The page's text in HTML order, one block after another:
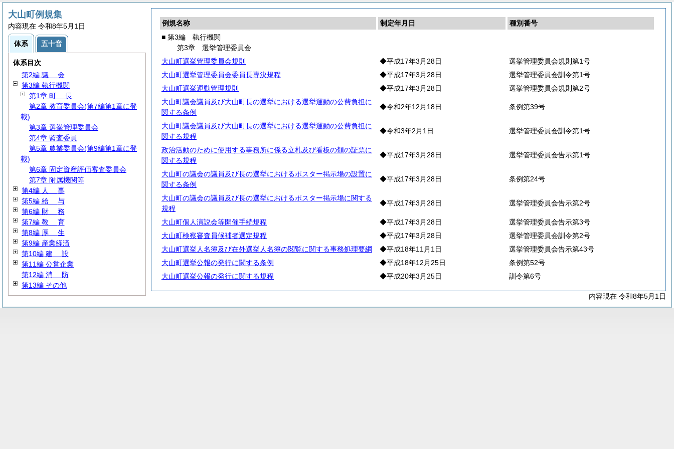
例規名称 制定年月日
種別番号
■ 第3編 執行機関
第3章 選挙管理委員会
大山町選挙管理委員会規則
◆平成17年3月28日
選挙管理委員会規則第1号
大山町選挙管理委員会委員長専決規程
◆平成17年3月28日
選挙管理委員会訓令第1号
大山町選挙運動管理規則
◆平成17年3月28日
選挙管理委員会規則第2号
大山町議会議員及び大山町長の選挙における選挙運動の公費負担に
関する条例
◆令和2年12月18日 条例第39号
大山町議会議員及び大山町長の選挙における選挙運動の公費負担に
関する規程
◆令和3年2月1日 選挙管理委員会訓令第1号
政治活動のために使用する事務所に係る立札及び看板の類の証票に
関する規程
◆平成17年3月28日 選挙管理委員会告示第1号
大山町の議会の議員及び長の選挙におけるポスター掲示場の設置に
関する条例
◆平成17年3月28日 条例第24号
大山町の議会の議員及び長の選挙におけるポスター掲示場に関する
規程
◆平成17年3月28日 選挙管理委員会告示第2号
大山町個人演説会等開催手続規程 ◆平成17年3月28日
選挙管理委員会告示第3号
大山町検察審査員候補者選定規程
◆平成17年3月28日
選挙管理委員会訓令第2号
大山町選挙人名簿及び在外選挙人名簿の閲覧に関する事務処理要綱
◆平成18年11月1日
選挙管理委員会告示第43号
大山町選挙公報の発行に関する条例
◆平成18年12月25日
条例第52号
大山町選挙公報の発行に関する規程
◆平成20年3月25日 訓令第6号
内容現在 令和8年5月1日
大山町例規集
内容現在 令和8年5月1日
体系 五十音
体系目次
第1編
第2編 議 会
第3編 執行機関
第1章 町 長
第2章 教育委員会(第7編第1章に登
載)
第3章 選挙管理委員会
第4章 監査委員
第5章 農業委員会(第9編第1章に登
載)
第6章 固定資産評価審査委員会
第7章 附属機関等
第4編 人 事
第5編 給 与
第6編 財 務
第7編 教 育
第8編 厚 生
第9編 産業経済
第10編 建 設
第11編 公営企業
第12編 消 防
第13編 その他